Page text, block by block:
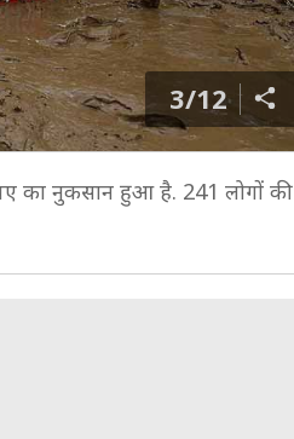
3/12
का नुकसान हुआ है. 241 लोगों की